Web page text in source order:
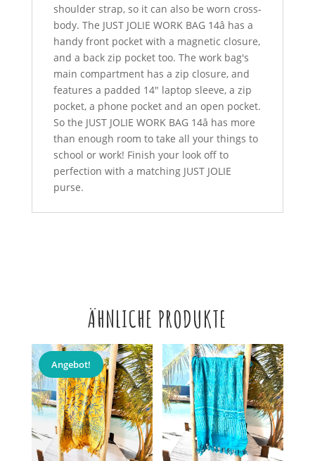
shoulder strap, so it can also be worn cross-
body. The JUST JOLIE WORK BAG 14â has a
handy front pocket with a magnetic closure,
and a back zip pocket too. The work bag's
main compartment has a zip closure, and
features a padded 14" laptop sleeve, a zip
pocket, a phone pocket and an open pocket.
So the JUST JOLIE WORK BAG 14â has more
than enough room to take all your things to
school or work! Finish your look off to
perfection with a matching JUST JOLIE
purse.
ÄHNLICHE PRODUKTE
Angebot!